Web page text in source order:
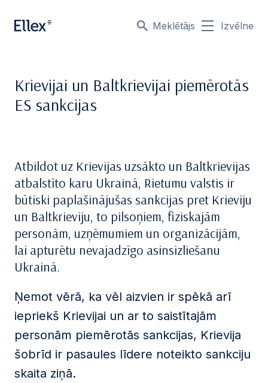
Meklētājs Izvēlne
Krievijai un Baltkrievijai piemērotās
ES sankcijas
Atbildot uz Krievijas uzsākto un Baltkrievijas
atbalstīto karu Ukrainā, Rietumu valstis ir
būtiski paplašinājušas sankcijas pret Krieviju
un Baltkrieviju, to pilsoņiem, fiziskajām
personām, uzņēmumiem un organizācijām,
lai apturētu nevajadzīgo asinsizliešanu
Ukrainā.
Ņemot vērā, ka vēl aizvien ir spēkā arī
iepriekš Krievijai un ar to saistītajām
personām piemērotās sankcijas, Krievija
šobrīd ir pasaules līdere noteikto sankciju
skaita ziņā.